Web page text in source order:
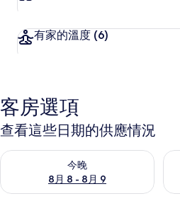
有家的溫度 (6)
客房選項
查看這些日期的供應情況
今晚
8月 8 - 8月 9
查看今晚 (8月 8 - 8月 9) 的供應情況查